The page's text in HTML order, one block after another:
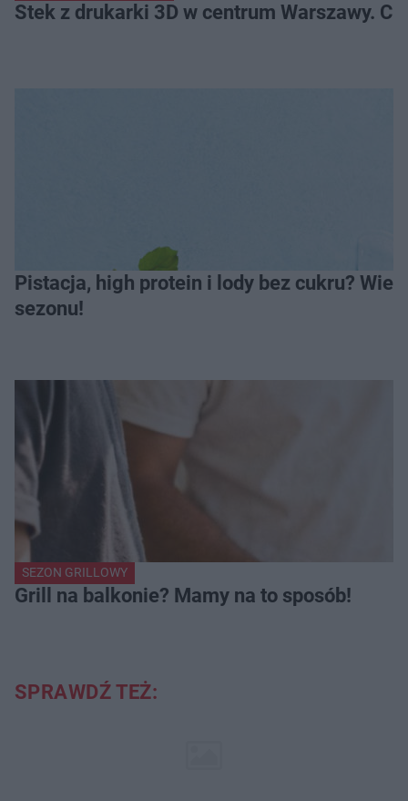
Stek z drukarki 3D w centrum Warszawy.
Pistacja, high protein i lody bez cukru?
sezonu!
SEZON GRILLOWY
Grill na balkonie? Mamy na to sposób!
SPRAWDŹ TEŻ: